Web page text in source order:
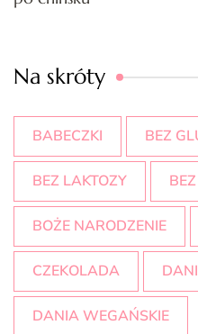
Na skróty
BABECZKI BEZ
BEZ LAKTOZY
BOŻE NARODZENIE
CZEKOLADA
DANIA WEGAŃSKIE